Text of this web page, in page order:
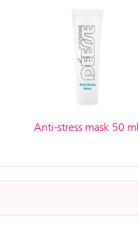
Anti-stress mask 50 ml